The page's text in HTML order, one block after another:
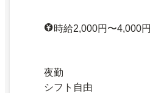
時給2,000円〜4,000円
夜勤
シフト自由